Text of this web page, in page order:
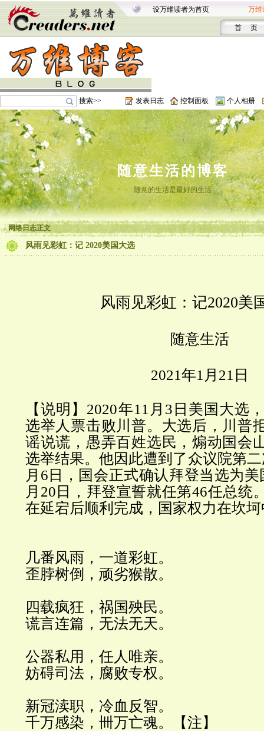
设万维读者为首页 万维
首 页
搜索>> 发表日志 控制面板 个人相册
随意生活的博客
随意的生活是最好的生活
网络日志正文
风雨见彩虹：记 2020美国大选
风雨见彩虹：记2020美
随意生活
2021年1 月 21 日
【说明】 2020年11 月 3 日美国大选
选举人票击败川普。大选后，川普
谣说谎，愚弄百姓选民，煽动国会
选举结果。他因此遭到了众议院第
月 6 日，国会正式确认拜登当选为
月 20 日，拜登宣誓就任第46任总统
在延宕后顺利完成，国家权力在坎
几番风雨，一道彩虹。
歪脖树倒，顽劣猴散。
四载疯狂，祸国殃民。
谎言连篇，无法无天。
公器私用，任人唯亲。
妨碍司法，腐败专权。
新冠渎职，冷血反智。
千万感染，卌万亡魂。【注】